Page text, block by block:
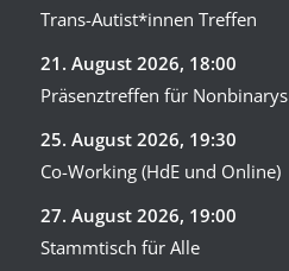
Trans-Autist*innen Treffen
21. August 2026, 18:00
Präsenztreffen für Nonbinarys
25. August 2026, 19:30
Co-Working (HdE und Online)
27. August 2026, 19:00
Stammtisch für Alle